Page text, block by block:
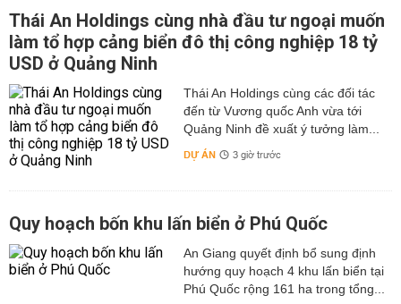
Thái An Holdings cùng nhà đầu tư ngoại muốn
làm tổ hợp cảng biển đô thị công nghiệp 18 tỷ
USD ở Quảng Ninh
Thái An Holdings cùng các đối tác
đến từ Vương quốc Anh vừa tới
Quảng Ninh đề xuất ý tưởng làm...
DỰ ÁN 3 giờ trước
Quy hoạch bốn khu lấn biển ở Phú Quốc
An Giang quyết định bổ sung định
hướng quy hoạch 4 khu lấn biển tại
Phú Quốc rộng 161 ha trong tổng...